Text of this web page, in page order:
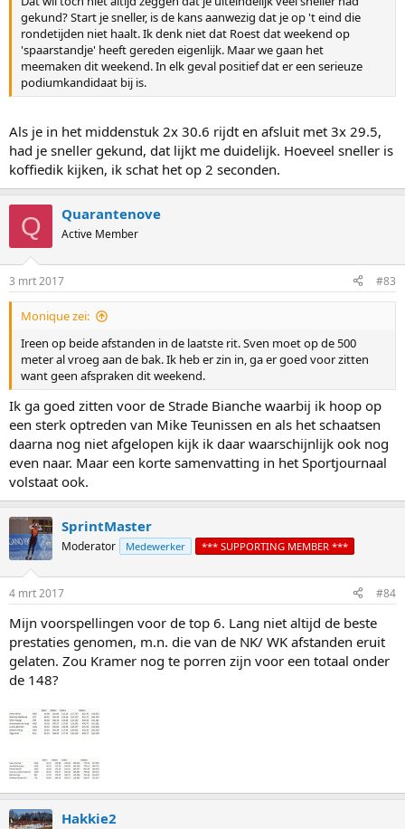
gekund? Start je sneller, is de kans aanwezig dat je op 't eind die
rondetijden niet haalt. Ik denk niet dat Roest dat weekend op
'spaarstandje' heeft gereden eigenlijk. Maar we gaan het
meemaken dit weekend. In elk geval positief dat er een serieuze
podiumkandidaat bij is.
Als je in het middenstuk 2x 30.6 rijdt en afsluit met 3x 29.5,
had je sneller gekund, dat lijkt me duidelijk. Hoeveel sneller is
koffiedik kijken, ik schat het op 2 seconden.
Q Quarantenove
Active Member
3 mrt 2017 #83
Monique zei:
Ireen op beide afstanden in de laatste rit. Sven moet op de 500
meter al vroeg aan de bak. Ik heb er zin in, ga er goed voor zitten
want geen afspraken dit weekend.
Ik ga goed zitten voor de Strade Bianche waarbij ik hoop op
een sterk optreden van Mike Teunissen en als het schaatsen
daarna nog niet afgelopen kijk ik daar waarschijnlijk ook nog
even naar. Maar een korte samenvatting in het Sportjournaal
volstaat ook.
SprintMaster
Moderator Medewerker *** SUPPORTING MEMBER ***
4 mrt 2017 #84
Mijn voorspellingen voor de top 6. Lang niet altijd de beste
prestaties genomen, m.n. die van de NK/ WK afstanden eruit
gelaten. Zou Kramer nog te porren zijn voor een totaal onder
de 148?
Hakkie2